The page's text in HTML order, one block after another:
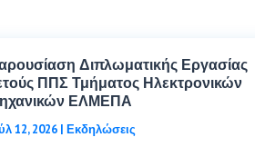
Διπλωματικής Εργασίας
ΠΠΣ Τμήματος Ηλεκτρονικών
ΕΛΜΕΠΑ
12, 2026 |Εκδηλώσεις